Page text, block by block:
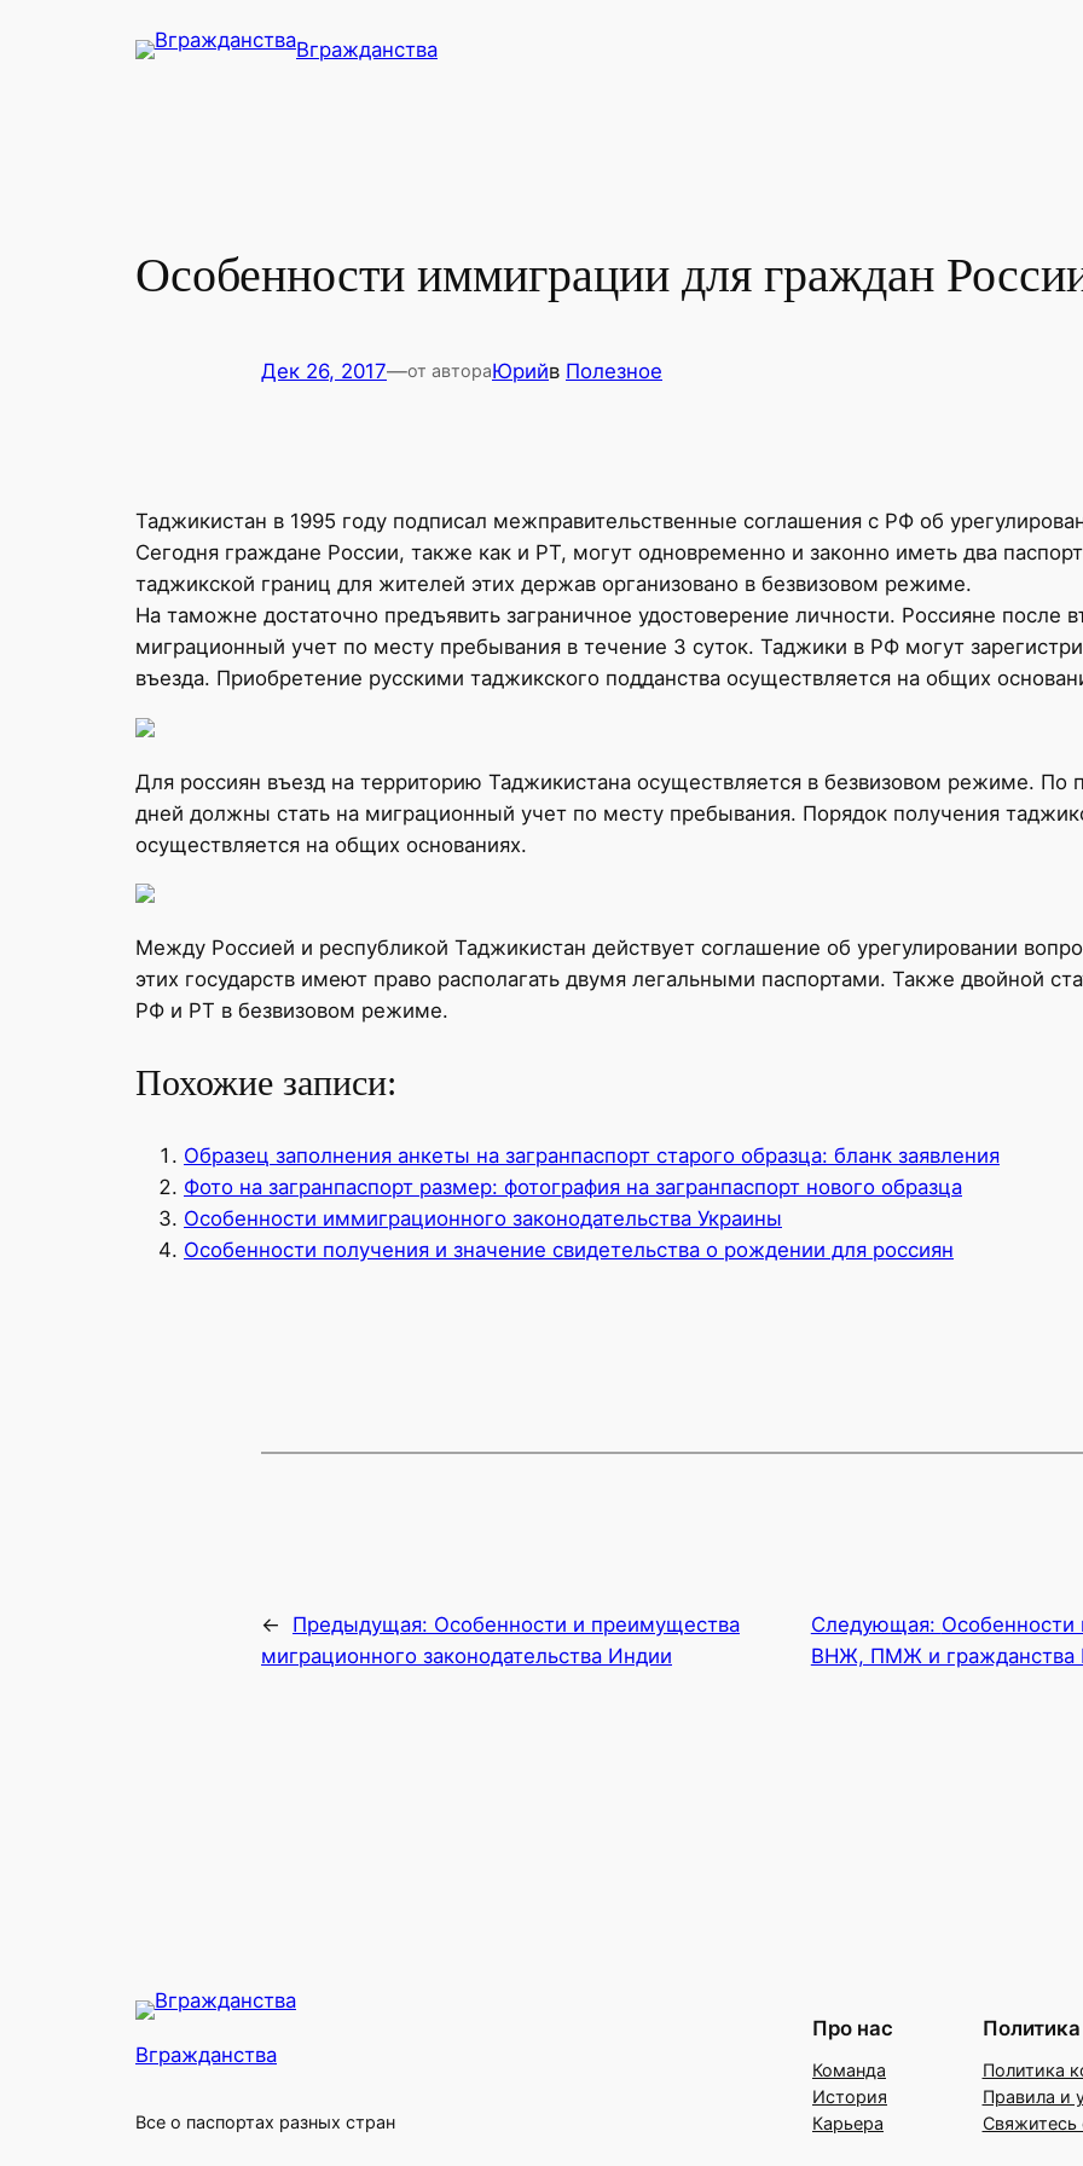
Вгражданства
Особенности иммиграции для граждан
Дек 26, 2017—от автораЮрийв Полезное
Таджикистан в 1995 году подписал межправительственные соглашения с РФ об
Сегодня граждане России, также как и РТ, могут одновременно и законно иметь два
таджикской границ для жителей этих держав организовано в безвизовом режиме.
На таможне достаточно предъявить заграничное удостоверение личности. Россияне после
миграционный учет по месту пребывания в течение 3 суток. Таджики в РФ могут
въезда. Приобретение русскими таджикского подданства осуществляется на общих
Для россиян въезд на территорию Таджикистана осуществляется в безвизовом режиме.
дней должны стать на миграционный учет по месту пребывания. Порядок получения
осуществляется на общих основаниях.
Между Россией и республикой Таджикистан действует соглашение об урегулировании
этих государств имеют право располагать двумя легальными паспортами. Также двойной
РФ и РТ в безвизовом режиме.
Похожие записи:
Образец заполнения анкеты на загранпаспорт старого образца: бланк заявления
Фото на загранпаспорт размер: фотография на загранпаспорт нового образца
Особенности иммиграционного законодательства Украины
Особенности получения и значение свидетельства о рождении для россиян
← Предыдущая: Особенности и преимущества
миграционного законодательства Индии
Следующая:
ВНЖ, ПМЖ и гражданства
Вгражданства
Все о паспортах разных стран
Про нас
Команда
История
Карьера
Политика
Правила и
Свяжитесь